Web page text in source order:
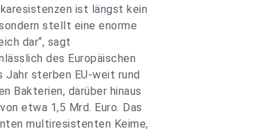
ist längst kein
stellt eine enorme
dar“, sagt
des Europäischen
Jahr sterben EU-weit rund
Bakterien, darüber hinaus
etwa 1,5 Mrd. Euro. Das
multiresistenten Keime,